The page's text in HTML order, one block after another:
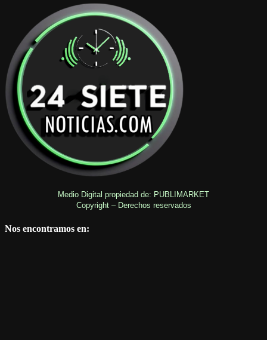
Medio Digital propiedad de: PUBLIMARKET
Copyright – Derechos reservados
Nos encontramos en: